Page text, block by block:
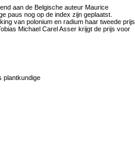
aan de Belgische auteur Maurice
paus nog op de index zijn geplaatst.
van polonium en radium haar tweede prijs
Michael Carel Asser krijgt de prijs voor
plantkundige